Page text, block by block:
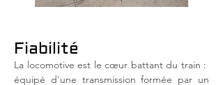
Fiabilité
La locomotive est le cœur battant du train :
équipé d'une transmission formée par un